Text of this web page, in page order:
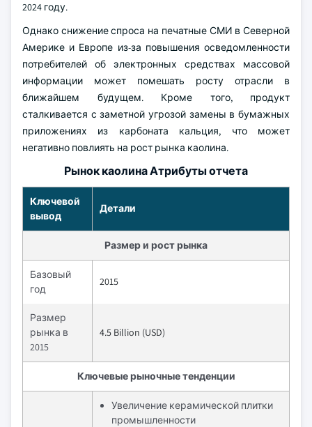
2024 году.
Однако снижение спроса на печатные СМИ в Северной
Америке и Европе из-за повышения осведомленности
потребителей об электронных средствах массовой
информации может помешать росту отрасли в
ближайшем будущем. Кроме того, продукт
сталкивается с заметной угрозой замены в бумажных
приложениях из карбоната кальция, что может
негативно повлиять на рост рынка каолина.
Рынок каолина Атрибуты отчета
Ключевой
вывод
Детали
Размер и рост рынка
Базовый
год
2015
Размер
рынка в
2015
4.5 Billion (USD)
Ключевые рыночные тенденции
Увеличение керамической плитки
промышленности